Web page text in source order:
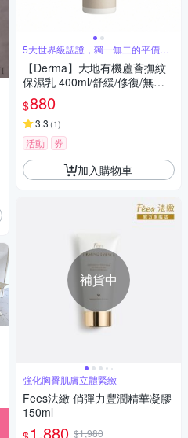
5大世界級認證，獨一無二的平價純
素洗護品
【Derma】大地有機蘆薈撫紋
保濕乳 400ml/舒緩/修復/無香
味/溫和/純素/天然/無添加/椰子
油/丹麥
$880
3.3 (1)
活動 券
加入購物車
補貨中
強化胸臀肌膚立體緊緻
Fees法緻 俏彈力豐潤精華凝膠
150ml
1,880 $1,980